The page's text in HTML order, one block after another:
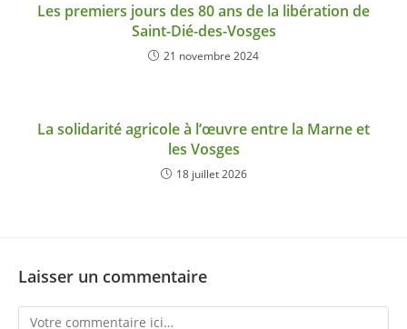
Les premiers jours des 80 ans de la libération de
Saint-Dié-des-Vosges
21 novembre 2024
La solidarité agricole à l’œuvre entre la Marne et
les Vosges
18 juillet 2026
Laisser un commentaire